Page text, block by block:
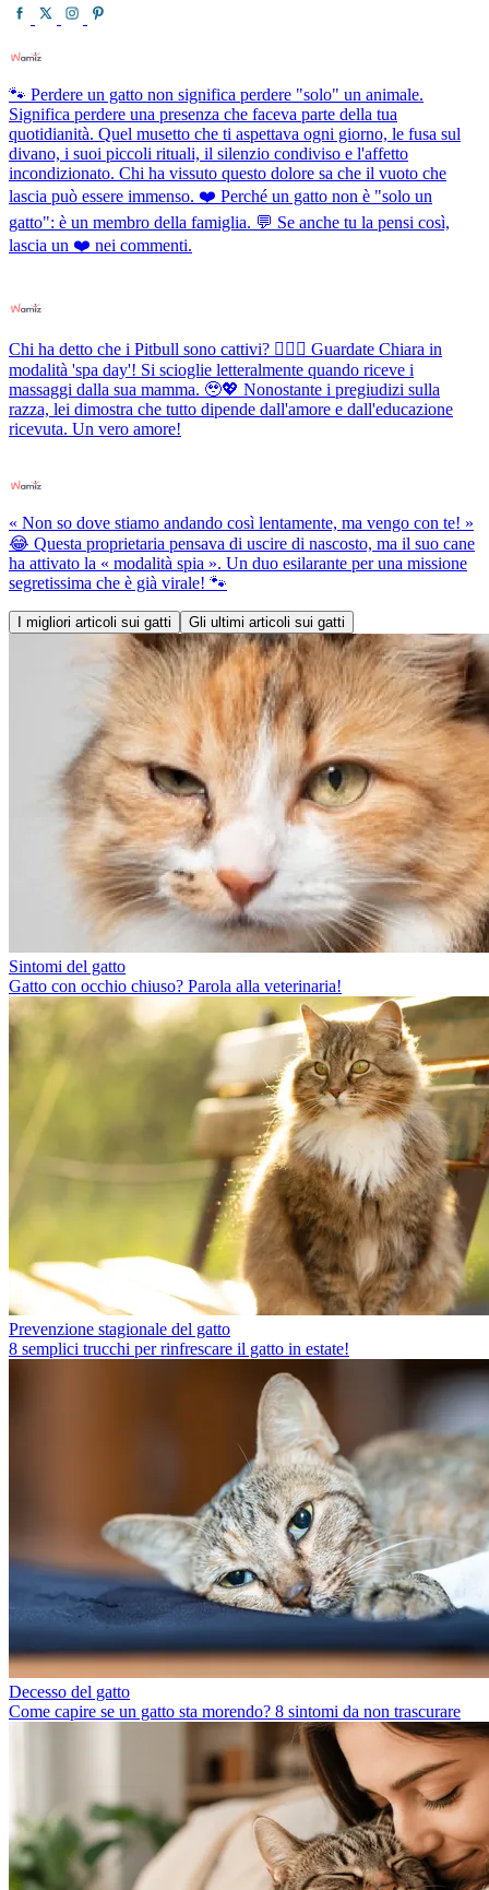
🐾 Perdere un gatto non significa perdere "solo" un animale.
Significa perdere una presenza che faceva parte della tua
quotidianità. Quel musetto che ti aspettava ogni giorno, le fusa sul
divano, i suoi piccoli rituali, il silenzio condiviso e l'affetto
incondizionato. Chi ha vissuto questo dolore sa che il vuoto che
lascia può essere immenso. ❤️ Perché un gatto non è "solo un
gatto": è un membro della famiglia. 💬 Se anche tu la pensi così,
lascia un ❤️ nei commenti.
Chi ha detto che i Pitbull sono cattivi? 💆‍♀️✨ Guardate Chiara in
modalità 'spa day'! Si scioglie letteralmente quando riceve i
massaggi dalla sua mamma. 🥹💖 Nonostante i pregiudizi sulla
razza, lei dimostra che tutto dipende dall'amore e dall'educazione
ricevuta. Un vero amore!
« Non so dove stiamo andando così lentamente, ma vengo con te! »
😂 Questa proprietaria pensava di uscire di nascosto, ma il suo cane
ha attivato la « modalità spia ». Un duo esilarante per una missione
segretissima che è già virale! 🐾
I migliori articoli sui gatti Gli ultimi articoli sui gatti
Sintomi del gatto
Gatto con occhio chiuso? Parola alla veterinaria!
Prevenzione stagionale del gatto
8 semplici trucchi per rinfrescare il gatto in estate!
Decesso del gatto
Come capire se un gatto sta morendo? 8 sintomi da non trascurare